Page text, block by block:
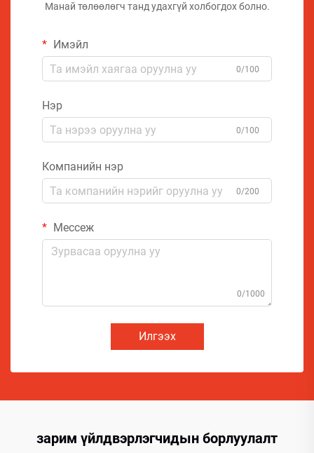
Манай төлөөлөгч танд удахгүй холбогдох болно.
Имэйл
0/100
Нэр
0/100
Компанийн нэр
0/200
Мессеж
0/1000
Илгээх
зарим үйлдвэрлэгчидын борлуулалт